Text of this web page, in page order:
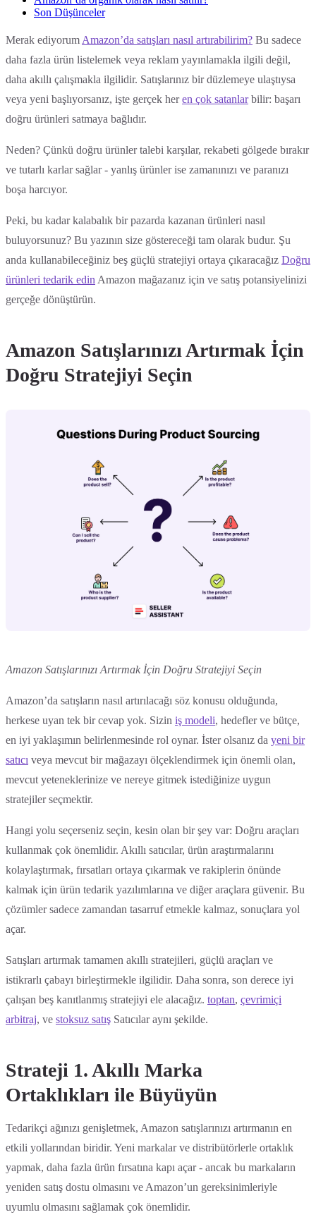
Son Düşünceler
Merak ediyorum Amazon’da satışları nasıl artırabilirim? Bu sadece
daha fazla ürün listelemek veya reklam yayınlamakla ilgili değil,
daha akıllı çalışmakla ilgilidir. Satışlarınız bir düzlemeye ulaştıysa
veya yeni başlıyorsanız, işte gerçek heren çok satanlarbilir: başarı
doğru ürünleri satmaya bağlıdır.
Neden? Çünkü doğru ürünler talebi karşılar, rekabeti gölgede bırakır
ve tutarlı karlar sağlar - yanlış ürünler ise zamanınızı ve paranızı
boşa harcıyor.
Peki, bu kadar kalabalık bir pazarda kazanan ürünleri nasıl
buluyorsunuz? Bu yazının size göstereceği tam olarak budur. Şu
anda kullanabileceğiniz beş güçlü stratejiyi ortaya çıkaracağız Doğru
ürünleri tedarik edin Amazon mağazanız için ve satış potansiyelinizi
gerçeğe dönüştürün.
Amazon Satışlarınızı Artırmak İçin
Doğru Stratejiyi Seçin
Amazon Satışlarınızı Artırmak İçin Doğru Stratejiyi Seçin
Amazon’da satışların nasıl artırılacağı söz konusu olduğunda,
herkese uyan tek bir cevap yok. Sizin iş modeli, hedefler ve bütçe,
en iyi yaklaşımın belirlenmesinde rol oynar. İster olsanız da yeni bir
satıcı veya mevcut bir mağazayı ölçeklendirmek için önemli olan,
mevcut yeteneklerinize ve nereye gitmek istediğinize uygun
stratejiler seçmektir.
Hangi yolu seçerseniz seçin, kesin olan bir şey var: Doğru araçları
kullanmak çok önemlidir. Akıllı satıcılar, ürün araştırmalarını
kolaylaştırmak, fırsatları ortaya çıkarmak ve rakiplerin önünde
kalmak için ürün tedarik yazılımlarına ve diğer araçlara güvenir. Bu
çözümler sadece zamandan tasarruf etmekle kalmaz, sonuçlara yol
açar.
Satışları artırmak tamamen akıllı stratejileri, güçlü araçları ve
istikrarlı çabayı birleştirmekle ilgilidir. Daha sonra, son derece iyi
çalışan beş kanıtlanmış stratejiyi ele alacağız. toptan, çevrimiçi
arbitraj, ve stoksuz satış Satıcılar aynı şekilde.
Strateji 1. Akıllı Marka
Ortaklıkları ile Büyüyün
Tedarikçi ağınızı genişletmek, Amazon satışlarınızı artırmanın en
etkili yollarından biridir. Yeni markalar ve distribütörlerle ortaklık
yapmak, daha fazla ürün fırsatına kapı açar - ancak bu markaların
yeniden satış dostu olmasını ve Amazon’un gereksinimleriyle
uyumlu olmasını sağlamak çok önemlidir.